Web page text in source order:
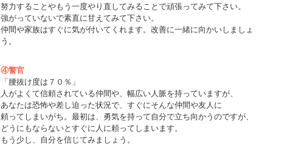
努力することやもう一度やり直してみることで頑張ってみて下さい。
強がっていないで素直に甘えてみて下さい。
仲間や家族はすぐに気が付いてくれます。改善に一緒に向かいしましょ
う。
④警官
「腰抜け度は７０％」
人がよくて信頼されている仲間や、幅広い人脈を持っていますが、
あなたは恐怖や差し迫った状況で、すぐにそんな仲間や友人に
頼ってしまいがち。最初は、勇気を持って自分で立ち向かうのですが、
どうにもならないとすぐに人に頼ってしまいます。
もう少し、自分を信じてみましょう。